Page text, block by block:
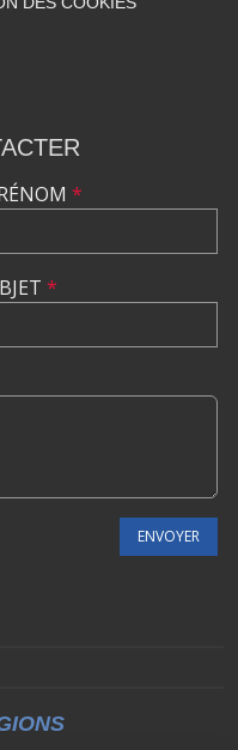
*
*
ENVOYER